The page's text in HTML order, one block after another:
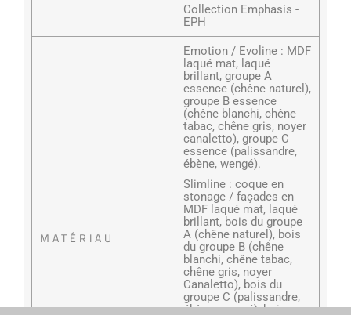
Collection Emphasis -
EPH
MATÉRIAU
Emotion / Evoline : MDF
laqué mat, laqué
brillant, groupe A
essence (chêne naturel),
groupe B essence
(chêne blanchi, chêne
tabac, chêne gris, noyer
canaletto), groupe C
essence (palissandre,
ébène, wengé).
Slimline : coque en
stonage / façades en
MDF laqué mat, laqué
brillant, bois du groupe
A (chêne naturel), bois
du groupe B (chêne
blanchi, chêne tabac,
chêne gris, noyer
Canaletto), bois du
groupe C (palissandre,
ébène, wengé), bois